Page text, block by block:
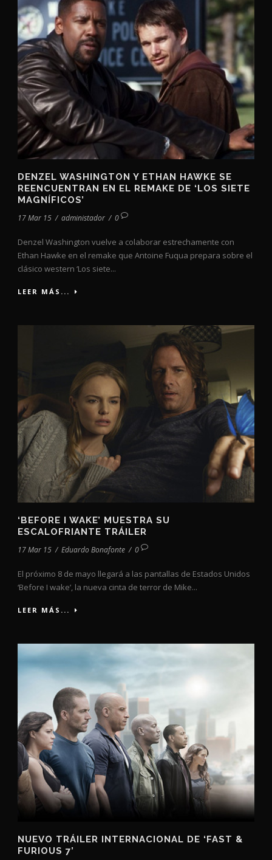
DENZEL WASHINGTON Y ETHAN HAWKE SE
REENCUENTRAN EN EL REMAKE DE ‘LOS SIETE
MAGNÍFICOS’
17 Mar 15 / administador / 0
Denzel Washington vuelve a colaborar estrechamente con
Ethan Hawke en el remake que Antoine Fuqua prepara sobre el
clásico western ‘Los siete...
LEER MÁS...
‘BEFORE I WAKE’ MUESTRA SU
ESCALOFRIANTE TRÁILER
17 Mar 15 / Eduardo Bonafonte / 0
El próximo 8 de mayo llegará a las pantallas de Estados Unidos
‘Before I wake’, la nueva cinta de terror de Mike...
LEER MÁS...
NUEVO TRÁILER INTERNACIONAL DE ‘FAST &
FURIOUS 7’